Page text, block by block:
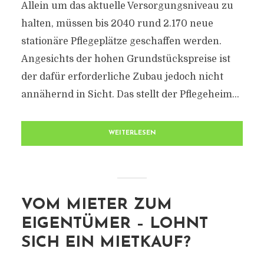
Allein um das aktuelle Versorgungsniveau zu
halten, müssen bis 2040 rund 2.170 neue
stationäre Pflegeplätze geschaffen werden.
Angesichts der hohen Grundstückspreise ist
der dafür erforderliche Zubau jedoch nicht
annähernd in Sicht. Das stellt der Pflegeheim...
WEITERLESEN
VOM MIETER ZUM
EIGENTÜMER – LOHNT
SICH EIN MIETKAUF?